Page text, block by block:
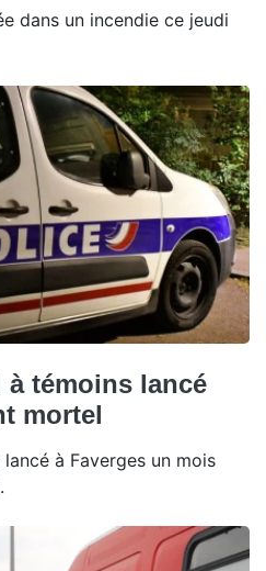
dans un incendie ce jeudi
à témoins lancé
mortel
à Faverges un mois